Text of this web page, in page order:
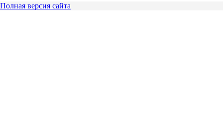
Полная версия сайта